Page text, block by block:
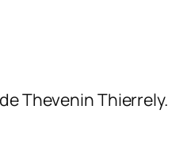
Thevenin Thierrely.